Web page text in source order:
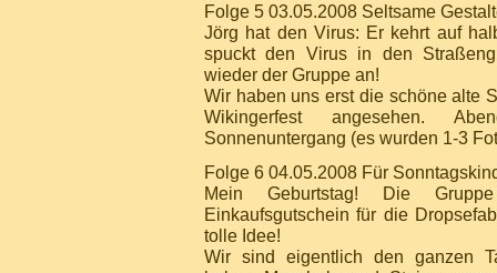
Folge 5 03.05.2008 Seltsame
Jörg hat den Virus: Er kehrt auf
spuckt den Virus in den
wieder der Gruppe an!
Wir haben uns erst die schöne alte
Wikingerfest angesehen.
Sonnenuntergang (es wurden 1-3
Folge 6 04.05.2008 Für
Mein Geburtstag! Die
Einkaufsgutschein für die
tolle Idee!
Wir sind eigentlich den ganzen